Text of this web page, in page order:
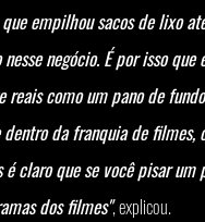
empilhou sacos de lixo
negócio. É por isso
reais como um pano de
da franquia de filmes,
claro que se você pisar
dos filmes", explicou.